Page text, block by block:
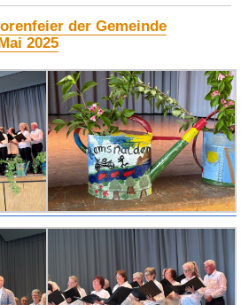
der Gemeinde
2025